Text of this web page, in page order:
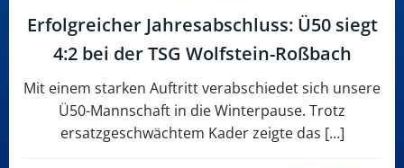
Erfolgreicher Jahresabschluss: Ü50 siegt
4:2 bei der TSG Wolfstein-Roßbach
Mit einem starken Auftritt verabschiedet sich unsere
Ü50-Mannschaft in die Winterpause. Trotz
ersatzgeschwächtem Kader zeigte das […]